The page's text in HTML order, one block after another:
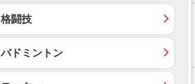
格闘技
バドミントン